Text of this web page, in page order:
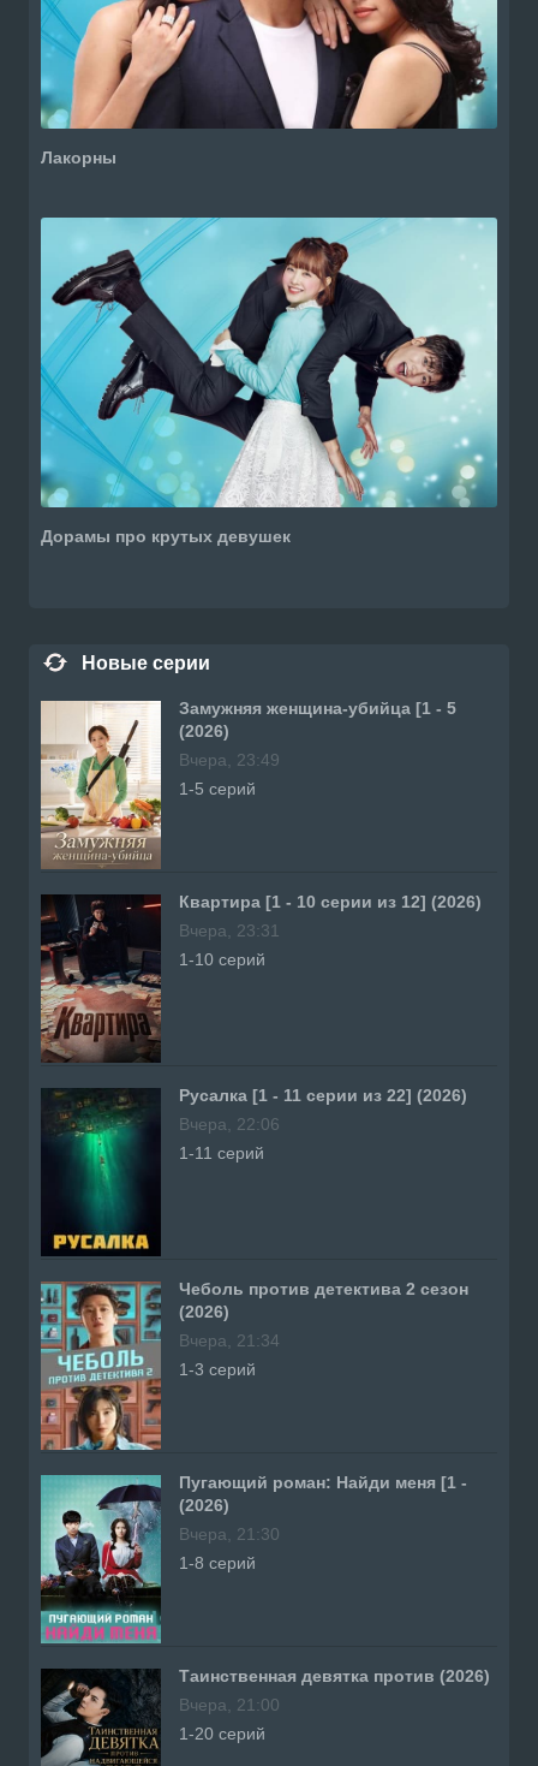
Лакорны
Дорамы про крутых девушек
Новые серии
Замужняя женщина-убийца [1 - 5
(2026)
Вчера, 23:49
1-5 серий
Квартира [1 - 10 серии из 12] (2026)
Вчера, 23:31
1-10 серий
Русалка [1 - 11 серии из 22] (2026)
Вчера, 22:06
1-11 серий
Чеболь против детектива 2 сезон
(2026)
Вчера, 21:34
1-3 серий
Пугающий роман: Найди меня [1 -
(2026)
Вчера, 21:30
1-8 серий
Таинственная девятка против (2026)
Вчера, 21:00
1-20 серий